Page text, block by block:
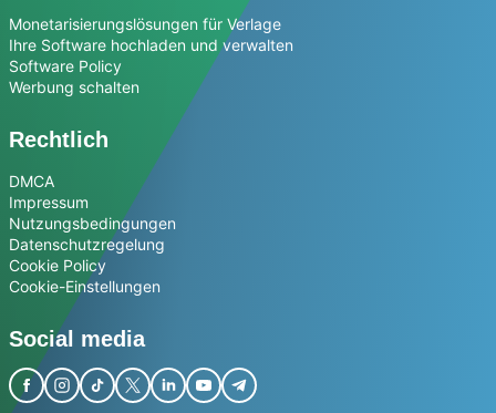
Monetarisierungslösungen für Verlage
Ihre Software hochladen und verwalten
Software Policy
Werbung schalten
Rechtlich
DMCA
Impressum
Nutzungsbedingungen
Datenschutzregelung
Cookie Policy
Cookie-Einstellungen
Social media